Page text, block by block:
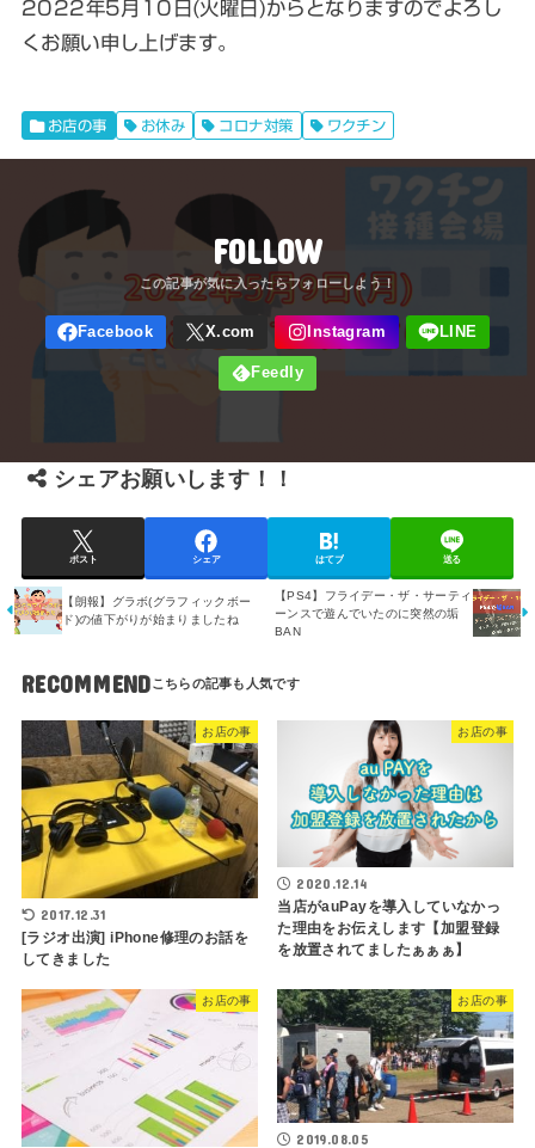
2022年5月10日(火曜日)からとなりますのでよろし
くお願い申し上げます。
お店の事 お休み コロナ対策 ワクチン
FOLLOW
シェアお願いします！！
ポスト シェア はてブ 送る
【PS4】フライデー・ザ・サーティ
ーンスで遊んでいたのに突然の垢
BAN
【朗報】グラボ(グラフィックボー
ド)の値下がりが始まりましたね
RECOMMEND
お店の事
2017.12.31
[ラジオ出演] iPhone修理のお話を
してきました
お店の事
2020.12.14
当店がauPayを導入していなかっ
た理由をお伝えします【加盟登録
を放置されてましたぁぁぁ】
お店の事 お店の事
2019.08.05